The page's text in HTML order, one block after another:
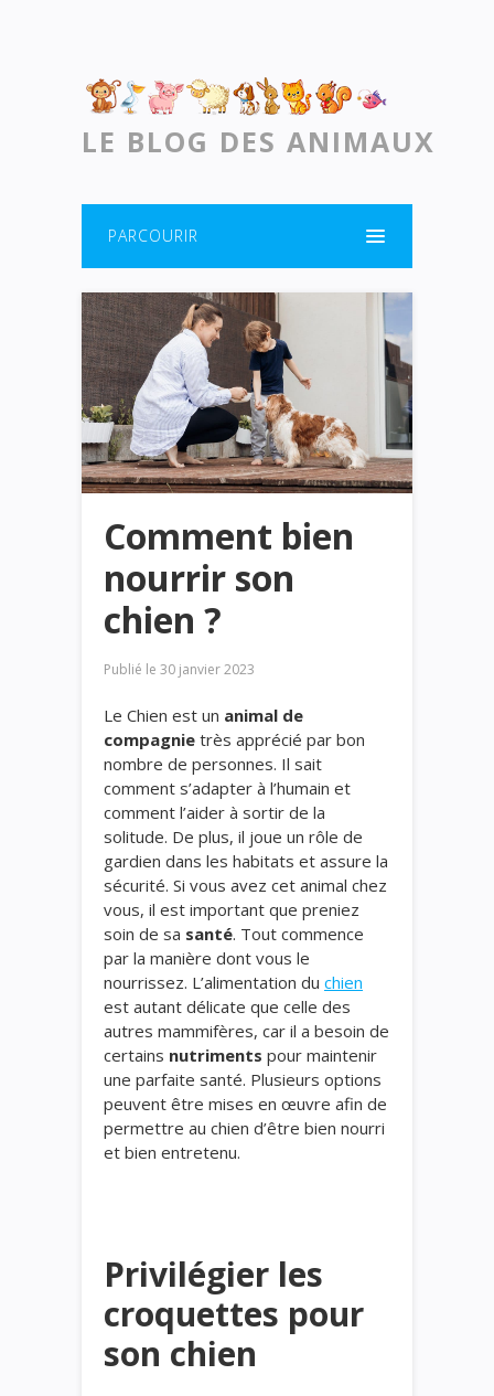
LE BLOG DES ANIMAUX
PARCOURIR
Comment bien
nourrir son
chien ?
Publié le 30 janvier 2023
Le Chien est un animal de
compagnie très apprécié par bon
nombre de personnes. Il sait
comment s’adapter à l’humain et
comment l’aider à sortir de la
solitude. De plus, il joue un rôle de
gardien dans les habitats et assure la
sécurité. Si vous avez cet animal chez
vous, il est important que preniez
soin de sa santé. Tout commence
par la manière dont vous le
nourrissez. L’alimentation du chien
est autant délicate que celle des
autres mammifères, car il a besoin de
certains nutriments pour maintenir
une parfaite santé. Plusieurs options
peuvent être mises en œuvre afin de
permettre au chien d’être bien nourri
et bien entretenu.
Privilégier les
croquettes pour
son chien